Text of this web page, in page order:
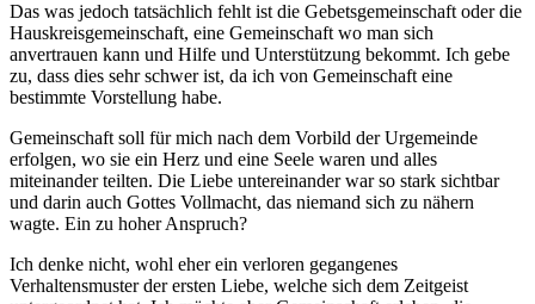
Das was jedoch tatsächlich fehlt ist die Gebetsgemeinschaft oder die
Hauskreisgemeinschaft, eine Gemeinschaft wo man sich
anvertrauen kann und Hilfe und Unterstützung bekommt. Ich gebe
zu, dass dies sehr schwer ist, da ich von Gemeinschaft eine
bestimmte Vorstellung habe.
Gemeinschaft soll für mich nach dem Vorbild der Urgemeinde
erfolgen, wo sie ein Herz und eine Seele waren und alles
miteinander teilten. Die Liebe untereinander war so stark sichtbar
und darin auch Gottes Vollmacht, das niemand sich zu nähern
wagte. Ein zu hoher Anspruch?
Ich denke nicht, wohl eher ein verloren gegangenes
Verhaltensmuster der ersten Liebe, welche sich dem Zeitgeist